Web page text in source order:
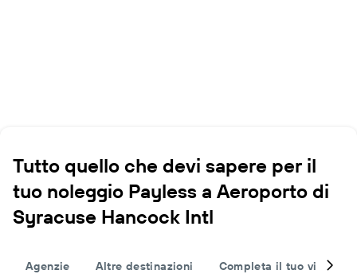
Tutto quello che devi sapere per il
tuo noleggio Payless a Aeroporto di
Syracuse Hancock Intl
Agenzie Altre destinazioni Completa il tuo viaggio